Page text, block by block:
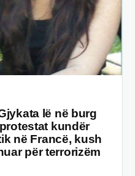
lë në burg
kundër
në Francë, kush
për terrorizëm